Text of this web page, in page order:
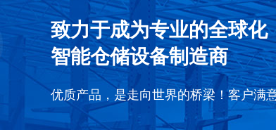
致力于成为专业的全球化
智能仓储设备制造商
优质产品，是走向世界的桥梁！客户满